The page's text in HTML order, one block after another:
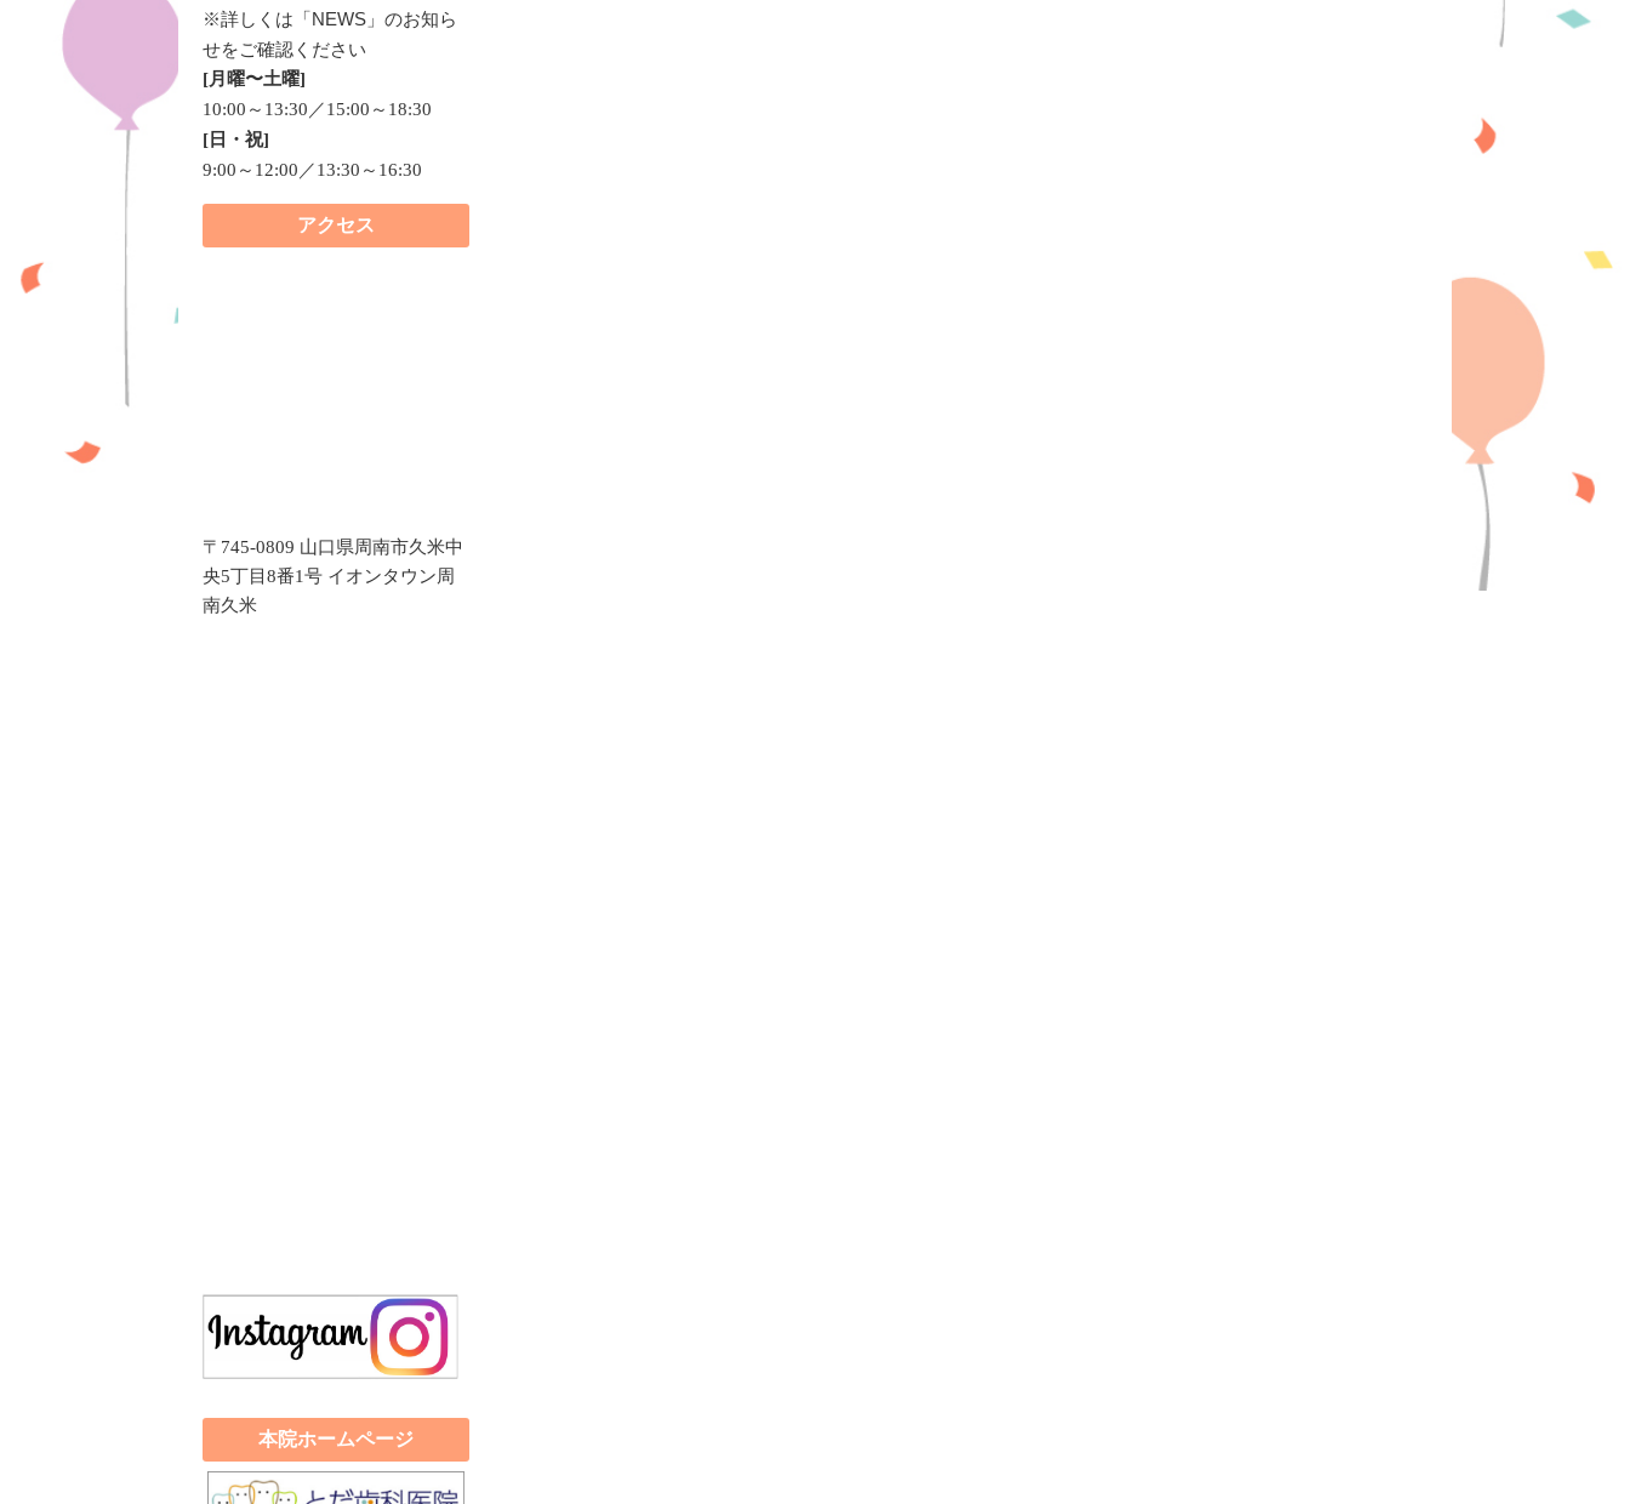
※詳しくは「NEWS」のお知ら
せをご確認ください
[月曜〜土曜]
10:00～13:30／15:00～18:30
[日・祝]
9:00～12:00／13:30～16:30
アクセス
〒745-0809 山口県周南市久米中
央5丁目8番1号 イオンタウン周
南久米
本院ホームページ